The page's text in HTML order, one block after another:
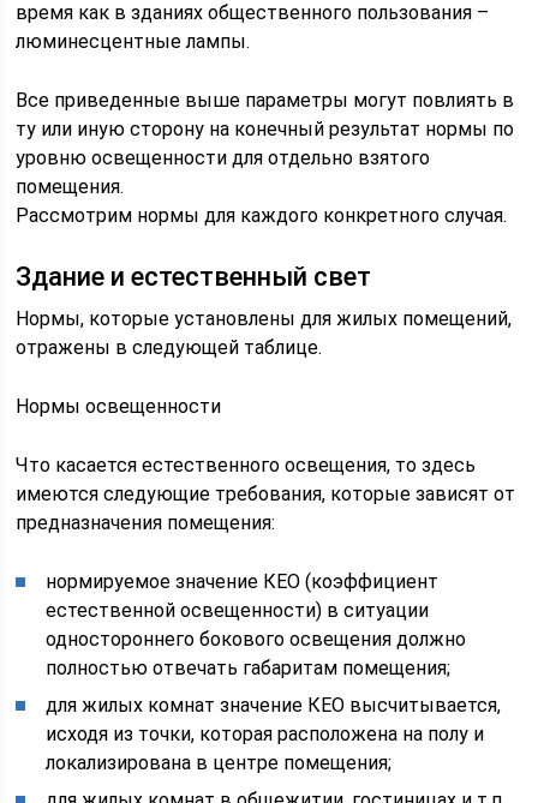
время как в зданиях общественного пользования –
люминесцентные лампы.
Все приведенные выше параметры могут повлиять в
ту или иную сторону на конечный результат нормы по
уровню освещенности для отдельно взятого
помещения.
Рассмотрим нормы для каждого конкретного случая.
Здание и естественный свет
Нормы, которые установлены для жилых помещений,
отражены в следующей таблице.
Нормы освещенности
Что касается естественного освещения, то здесь
имеются следующие требования, которые зависят от
предназначения помещения:
нормируемое значение КЕО (коэффициент
естественной освещенности) в ситуации
одностороннего бокового освещения должно
полностью отвечать габаритам помещения;
для жилых комнат значение КЕО высчитывается,
исходя из точки, которая расположена на полу и
локализирована в центре помещения;